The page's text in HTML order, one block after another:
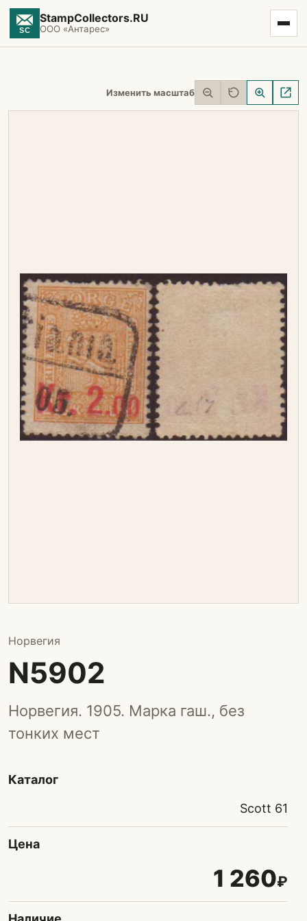
StampCollectors.RU
ООО «Антарес»
Изменить масштаб
Норвегия
N5902
Норвегия. 1905. Марка гаш., без
тонких мест
Каталог
Scott 61
Цена
1 260₽